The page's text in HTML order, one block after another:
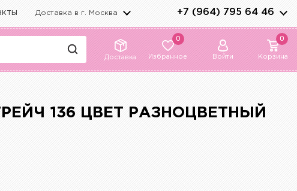
Доставка в г. Москва +7 (964) 795 64 46
Доставка
0
Избранное Войти
0
Корзина
136 ЦВЕТ РАЗНОЦВЕТНЫЙ